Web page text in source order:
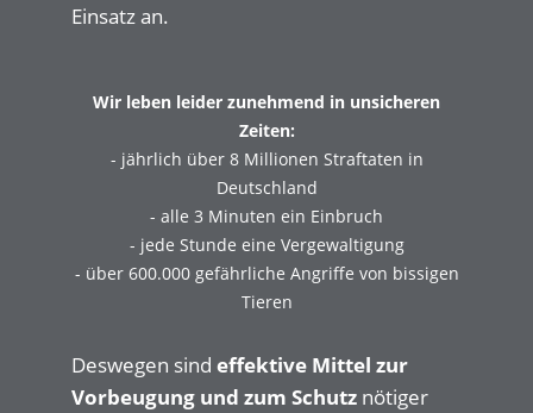
Einsatz an.
Wir leben leider zunehmend in unsicheren
Zeiten:
- jährlich über 8 Millionen Straftaten in
Deutschland
- alle 3 Minuten ein Einbruch
- jede Stunde eine Vergewaltigung
- über 600.000 gefährliche Angriffe von bissigen
Tieren
Deswegen sind effektive Mittel zur
Vorbeugung und zum Schutz nötiger